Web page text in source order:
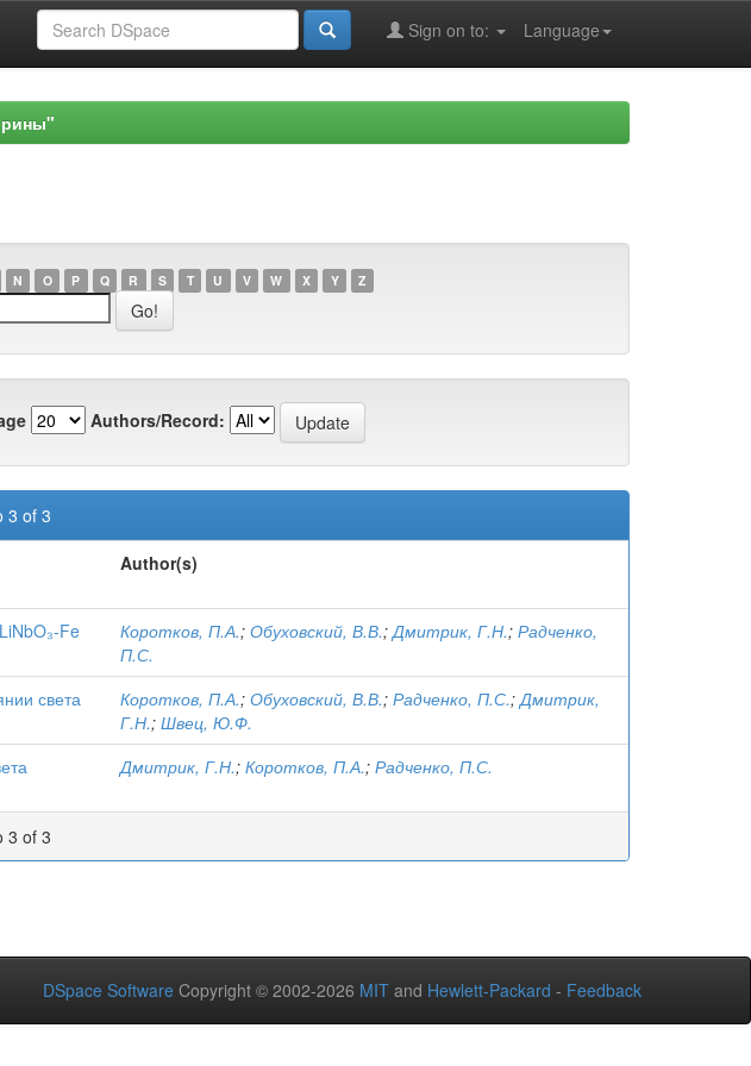
Language
Sign on to:
N O P Q R S T U V W X Y Z
Authors/Record:
3 of 3
Author(s)
Fe Коротков, П.А.; Обуховский, В.В.;Дмитрик, Г.Н.; Радченко,
П.С.
света Коротков, П.А.; Обуховский, В.В.; Радченко, П.С.;Дмитрик,
Г.Н.; Швец, Ю.Ф.
Дмитрик, Г.Н.; Коротков, П.А.; Радченко, П.С.
3 of 3
DSpace Software Copyright © 2002-2026 MIT and Hewlett-Packard - Feedback